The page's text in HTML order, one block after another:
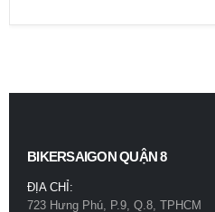
BIKERSAIGON QUẬN 8
ĐỊA CHỈ:
723 Hưng Phú, P.9, Q.8, TPHCM